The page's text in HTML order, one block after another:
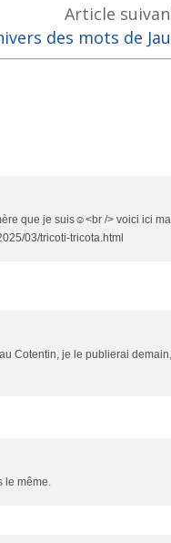
que je suis☺<br /> voici ici ma
03/tricoti-tricota.html
Cotentin, je le publierai demain,
même.